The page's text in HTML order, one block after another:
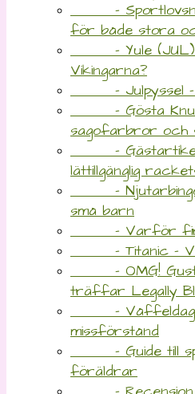
-
för både stora
- Yule (JUL)
Vikingarna?
- Julpyssel –
- Gösta
sagofarbror och
- Gästartikel ||
lättillgänglig
- Njutarbingo
små barn
- Varför firar
- Titanic – Vad
- OMG!
träffar Legally
-
missförstånd
- Guide till
föräldrar